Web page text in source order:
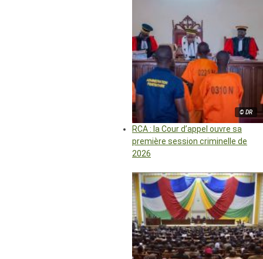
© DR
RCA : la Cour d’appel ouvre sa
première session criminelle de
2026